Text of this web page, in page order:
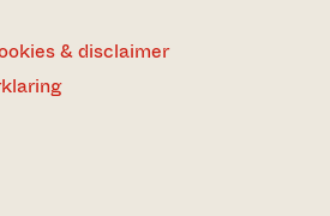
& disclaimer